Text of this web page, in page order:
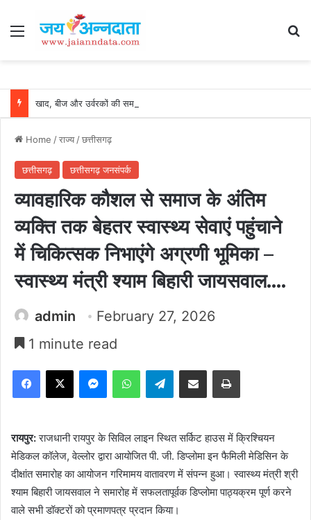
Menu
Home /राज्य/छत्तीसगढ़
छत्तीसगढ़ छत्तीसगढ़ जनसंपर्क
व्यावहारिक कौशल से समाज के अंतिम
व्यक्ति तक बेहतर स्वास्थ्य सेवाएं पहुंचाने
में चिकित्सक निभाएंगे अग्रणी भूमिका –
स्वास्थ्य मंत्री श्याम बिहारी जायसवाल….
admin
February 27, 2026
1 minute read
Facebook
X MessengerWhatsAppTelegramShare via Email Print
रायपुर:राजधानी रायपुर के सिविल लाइन स्थित सर्किट हाउस में क्रिश्चियन
मेडिकल कॉलेज, वेल्लोर द्वारा आयोजित पी. जी. डिप्लोमा इन फैमिली मेडिसिन के
दीक्षांत समारोह का आयोजन गरिमामय वातावरण में संपन्न हुआ। स्वास्थ्य मंत्री श्री
श्याम बिहारी जायसवाल ने समारोह में सफलतापूर्वक डिप्लोमा पाठ्यक्रम पूर्ण करने
वाले सभी डॉक्टरों को प्रमाणपत्र प्रदान किया।